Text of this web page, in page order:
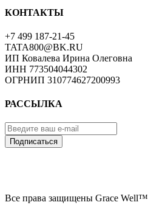
КОНТАКТЫ
+7 499 187-21-45
TATA800@BK.RU
ИП Ковалева Ирина Олеговна
ИНН 773504044302
ОГРНИП 310774627200993
РАССЫЛКА
Подписаться
Все права защищены Grace Well™